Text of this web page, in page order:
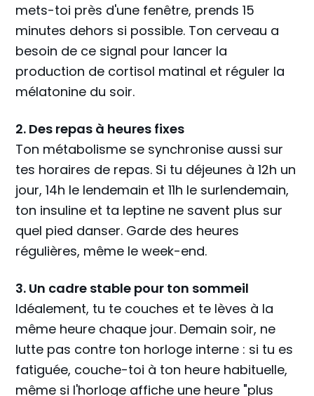
mets-toi près d'une fenêtre, prends 15
minutes dehors si possible. Ton cerveau a
besoin de ce signal pour lancer la
production de cortisol matinal et réguler la
mélatonine du soir.
2. Des repas à heures fixes
Ton métabolisme se synchronise aussi sur
tes horaires de repas. Si tu déjeunes à 12h un
jour, 14h le lendemain et 11h le surlendemain,
ton insuline et ta leptine ne savent plus sur
quel pied danser. Garde des heures
régulières, même le week-end.
3. Un cadre stable pour ton sommeil
Idéalement, tu te couches et te lèves à la
même heure chaque jour. Demain soir, ne
lutte pas contre ton horloge interne : si tu es
fatiguée, couche-toi à ton heure habituelle,
même si l'horloge affiche une heure "plus